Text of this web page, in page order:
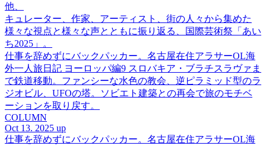
他、
キュレーター、作家、アーティスト、街の人々から集めた
様々な視点と様々な声とともに振り返る、国際芸術祭「あい
ち2025」。
仕事を辞めずにバックパッカー。名古屋在住アラサーOL海
外一人旅日記 ヨーロッパ編9 スロバキア・ブラチスラヴァま
で鉄道移動。ファンシーな水色の教会、逆ピラミッド型のラ
ジオビル、UFOの塔。ソビエト建築との再会で旅のモチベ
ーションを取り戻す。
COLUMN
Oct 13. 2025 up
仕事を辞めずにバックパッカー。名古屋在住アラサーOL海